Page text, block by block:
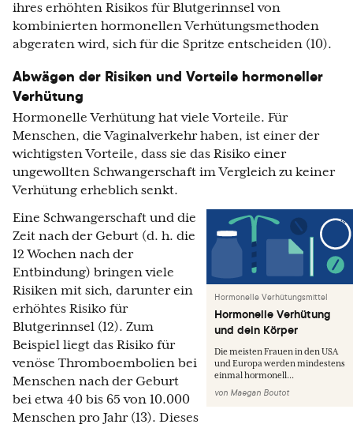
ihres erhöhten Risikos für Blutgerinnsel von
kombinierten hormonellen Verhütungsmethoden
abgeraten wird, sich für die Spritze entscheiden (10).
Abwägen der Risiken und Vorteile hormoneller
Verhütung
Hormonelle Verhütung hat viele Vorteile. Für
Menschen, die Vaginalverkehr haben, ist einer der
wichtigsten Vorteile, dass sie das Risiko einer
ungewollten Schwangerschaft im Vergleich zu keiner
Verhütung erheblich senkt.
Hormonelle Verhütungsmittel
Hormonelle Verhütung
und dein Körper
Die meisten Frauen in den USA
und Europa werden mindestens
einmal hormonell...
von Maegan Boutot
Eine Schwangerschaft und die
Zeit nach der Geburt (d. h. die
12 Wochen nach der
Entbindung) bringen viele
Risiken mit sich, darunter ein
erhöhtes Risiko für
Blutgerinnsel (12). Zum
Beispiel liegt das Risiko für
venöse Thromboembolien bei
Menschen nach der Geburt
bei etwa 40 bis 65 von 10.000
Menschen pro Jahr (13). Dieses